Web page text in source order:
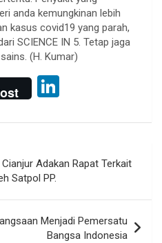
anda kemungkinan lebih
kasus covid19 yang parah,
SCIENCE IN 5. Tetap jaga
(H. Kumar)
ke
dI
n
Adakan Rapat Terkait
Satpol PP.
Menjadi Pemersatu
Bangsa Indonesia